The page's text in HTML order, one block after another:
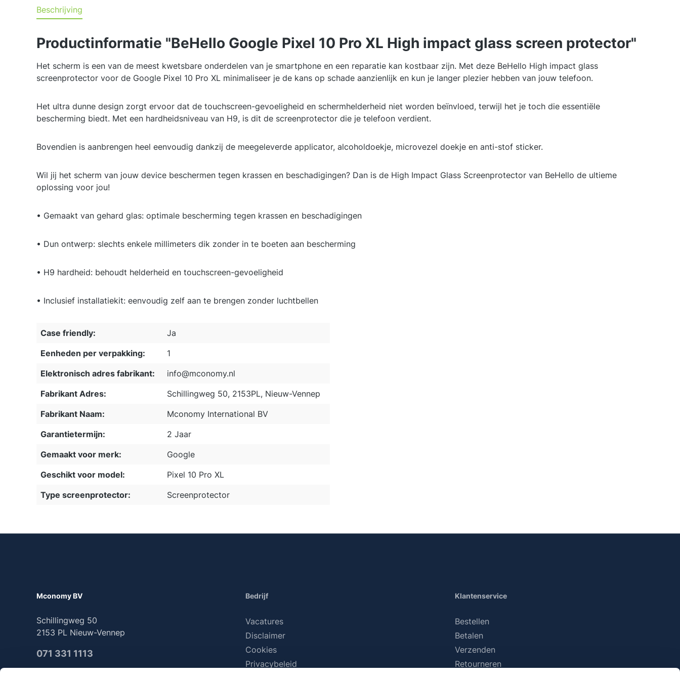
Beschrijving
Productinformatie "BeHello Google Pixel 10 Pro XL High impact glass screen protector"
Het scherm is een van de meest kwetsbare onderdelen van je smartphone en een reparatie kan kostbaar zijn. Met deze BeHello High impact glass
screenprotector voor de Google Pixel 10 Pro XL minimaliseer je de kans op schade aanzienlijk en kun je langer plezier hebben van jouw telefoon.
Het ultra dunne design zorgt ervoor dat de touchscreen-gevoeligheid en schermhelderheid niet worden beïnvloed, terwijl het je toch die essentiële
bescherming biedt. Met een hardheidsniveau van H9, is dit de screenprotector die je telefoon verdient.
Bovendien is aanbrengen heel eenvoudig dankzij de meegeleverde applicator, alcoholdoekje, microvezel doekje en anti-stof sticker.
Wil jij het scherm van jouw device beschermen tegen krassen en beschadigingen? Dan is de High Impact Glass Screenprotector van BeHello de ultieme
oplossing voor jou!
• Gemaakt van gehard glas: optimale bescherming tegen krassen en beschadigingen
• Dun ontwerp: slechts enkele millimeters dik zonder in te boeten aan bescherming
• H9 hardheid: behoudt helderheid en touchscreen-gevoeligheid
• Inclusief installatiekit: eenvoudig zelf aan te brengen zonder luchtbellen
Case friendly:
Ja
Eenheden per verpakking:
1
Elektronisch adres fabrikant:
info@mconomy.nl
Fabrikant Adres:
Schillingweg 50, 2153PL, Nieuw-Vennep
Fabrikant Naam:
Mconomy International BV
Garantietermijn:
2 Jaar
Gemaakt voor merk:
Google
Geschikt voor model:
Pixel 10 Pro XL
Type screenprotector:
Screenprotector
Mconomy BV
Schillingweg 50
2153 PL Nieuw-Vennep
071 331 1113
Bedrijf
Vacatures
Disclaimer
Cookies
Privacybeleid
Klantenservice
Bestellen
Betalen
Verzenden
Retourneren